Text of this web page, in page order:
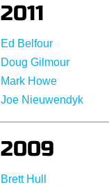
2011
Ed Belfour
Doug Gilmour
Mark Howe
Joe Nieuwendyk
2009
Brett Hull